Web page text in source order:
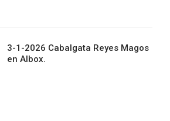
3-1-2026 Cabalgata Reyes Magos
en Albox.